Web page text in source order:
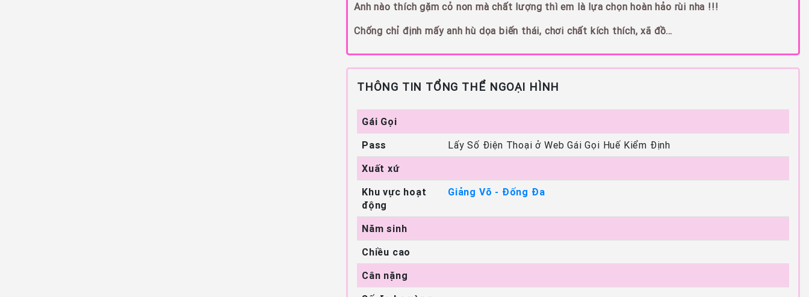
Anh nào thích gặm cỏ non mà chất lượng thì em là lựa chọn hoàn hảo rùi nha !!!
Chống chỉ định mấy anh hù dọa biến thái, chơi chất kích thích, xã đồ…
THÔNG TIN TỔNG THỂ NGOẠI HÌNH
Gái Gọi
Pass
Lấy Số Điện Thoại ở Web Gái Gọi Huế Kiểm Định
Xuất xứ
Khu vực hoạt
động
Giảng Võ - Đống Đa
Năm sinh
Chiều cao
Cân nặng